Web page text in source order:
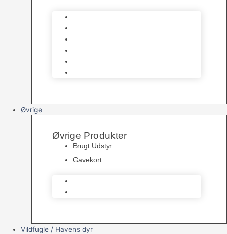
Øvrige
Øvrige Produkter
Brugt Udstyr
Gavekort
Vildfugle / Havens dyr